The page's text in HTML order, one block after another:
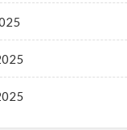
Vuran Taarruzda
Tutuklama
19, 2025